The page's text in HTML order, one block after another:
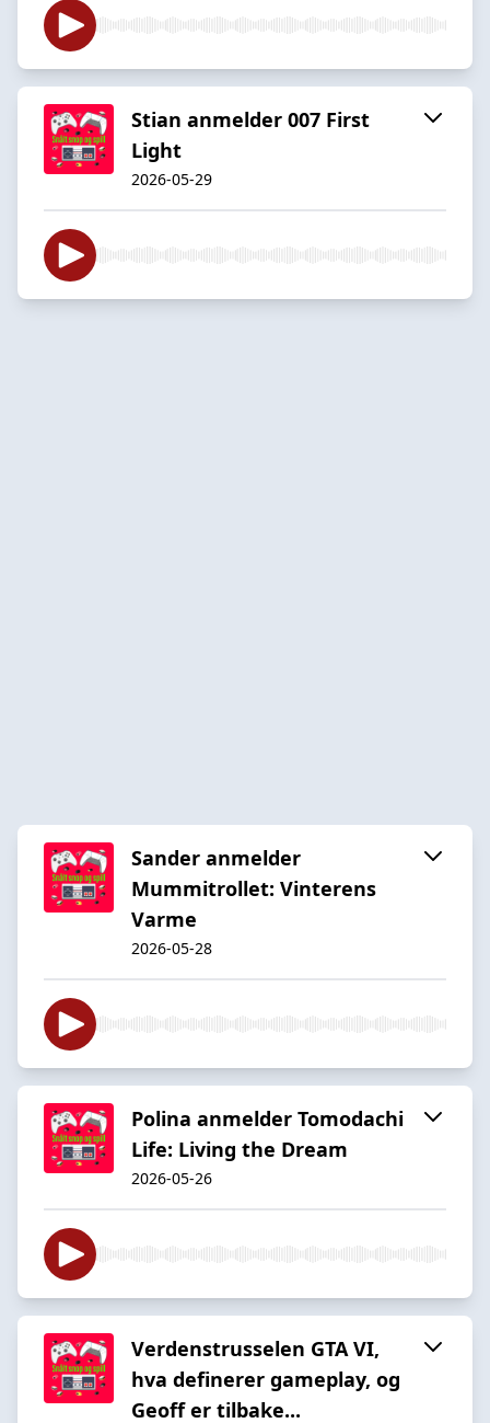
Stian anmelder 007 First
Light
2026-05-29
Sander anmelder
Mummitrollet: Vinterens
Varme
2026-05-28
Polina anmelder Tomodachi
Life: Living the Dream
2026-05-26
Verdenstrusselen GTA VI,
hva definerer gameplay, og
Geoff er tilbake...